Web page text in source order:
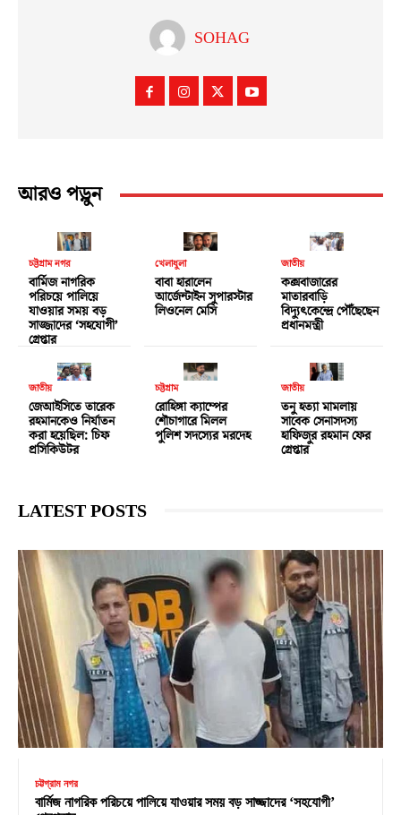
SOHAG
আরও পড়ুন
চট্টগ্রাম নগর
বার্মিজ নাগরিক
পরিচয়ে পালিয়ে
যাওয়ার সময় বড়
সাজ্জাদের ‘সহযোগী’
গ্রেপ্তার
খেলাধুলা
বাবা হারালেন
আর্জেন্টাইন সুপারস্টার
লিওনেল মেসি
জাতীয়
কক্সবাজারের
মাতারবাড়ি
বিদ্যুৎকেন্দ্রে পৌঁছেছেন
প্রধানমন্ত্রী
জাতীয়
জেআইসিতে তারেক
রহমানকেও নির্যাতন
করা হয়েছিল: চিফ
প্রসিকিউটর
চট্টগ্রাম
রোহিঙ্গা ক্যাম্পের
শৌচাগারে মিলল
পুলিশ সদস্যের মরদেহ
জাতীয়
তনু হত্যা মামলায়
সাবেক সেনাসদস্য
হাফিজুর রহমান ফের
গ্রেপ্তার
LATEST POSTS
চট্টগ্রাম নগর
বার্মিজ নাগরিক পরিচয়ে পালিয়ে যাওয়ার সময় বড় সাজ্জাদের ‘সহযোগী’